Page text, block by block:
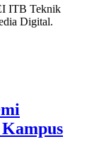
ITB Teknik
Digital.